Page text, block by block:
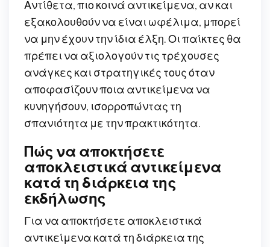
Αντίθετα, πιο κοινά αντικείμενα, αν και
εξακολουθούν να είναι ωφέλιμα, μπορεί
να μην έχουν την ίδια έλξη. Οι παίκτες θα
πρέπει να αξιολογούν τις τρέχουσες
ανάγκες και στρατηγικές τους όταν
αποφασίζουν ποια αντικείμενα να
κυνηγήσουν, ισορροπώντας τη
σπανιότητα με την πρακτικότητα.
Πώς να αποκτήσετε
αποκλειστικά αντικείμενα
κατά τη διάρκεια της
εκδήλωσης
Για να αποκτήσετε αποκλειστικά
αντικείμενα κατά τη διάρκεια της